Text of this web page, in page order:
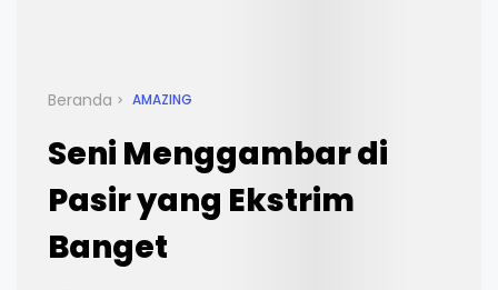
Beranda AMAZING
Seni Menggambar di
Pasir yang Ekstrim
Banget